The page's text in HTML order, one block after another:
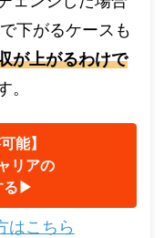
下がるケースも
が上がるわけで
。
能】
リアの
る▶︎
はこちら